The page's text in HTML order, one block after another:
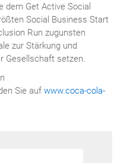
dem Get Active Social
Social Business Start
Run zugunsten
zur Stärkung und
Gesellschaft setzen.
Sie auf www.coca-cola-